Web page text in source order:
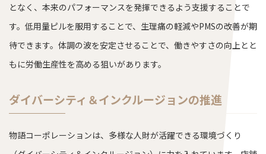
となく、本来のパフォーマンスを発揮できるよう支援することで
す。低用量ピルを服用することで、生理痛の軽減やPMSの改善が期
待できます。体調の波を安定させることで、働きやすさの向上とと
もに労働生産性を高める狙いがあります。
ダイバーシティ＆インクルージョンの推進
物語コーポレーションは、多様な人財が活躍できる環境づくり